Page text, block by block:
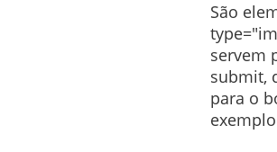
São
servem
submit,
para o